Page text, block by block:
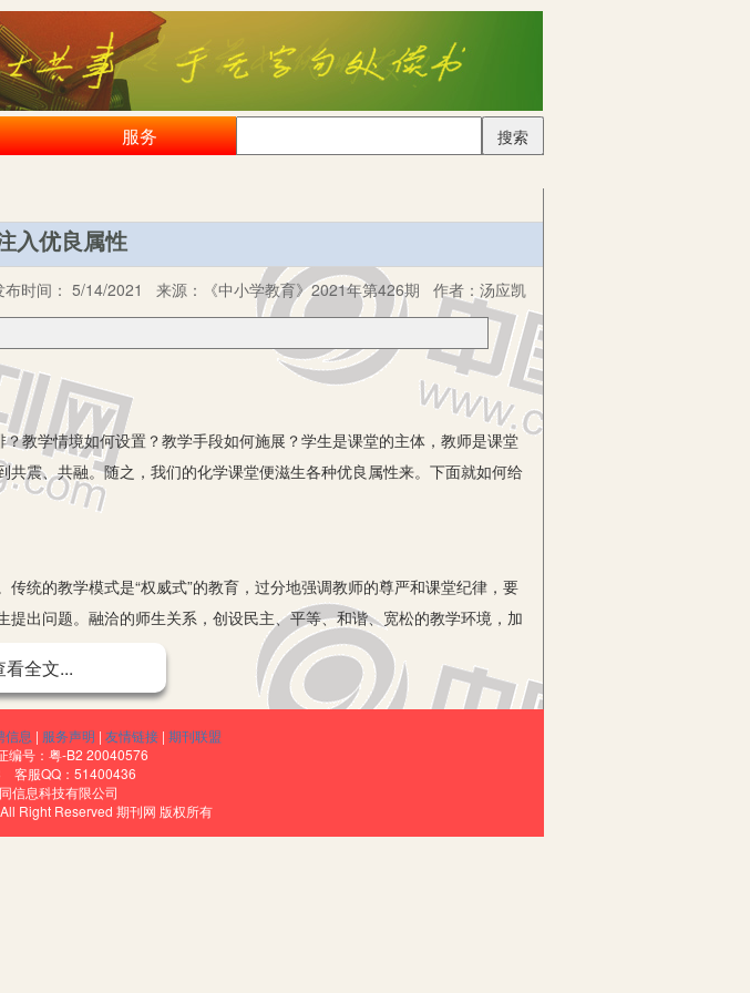
服务
搜索
入优良属性
布时间： 5/14/2021 来源： 《中小学教育》2021年第426期 作者： 汤应凯
学情境如何设置？教学手段如何施展？学生是课堂的主体，教师是课堂
震、共融。随之，我们的化学课堂便滋生各种优良属性来。下面就如何给
的教学模式是“权威式”的教育，过分地强调教师的尊严和课堂纪律，要
出问题。融洽的师生关系，创设民主、平等、和谐、宽松的教学环境，加
，就有学生提出“当电子对绕别的核运转时该核外不是出现了无电子的
长陆登庭所说：“如果没有好奇心和纯粹的求知欲为动力，就不可能产生
话语把学生创新的火花揿灭。
生动、幽默的语言能把抽象的知识具体化、深奥的知识浅显化、繁杂的
全文...
信息 | 服务声明 | 友情链接 | 期刊联盟
编号：粤-B2 20040576
客服QQ：51400436
信息科技有限公司
Right Reserved 期刊网 版权所有